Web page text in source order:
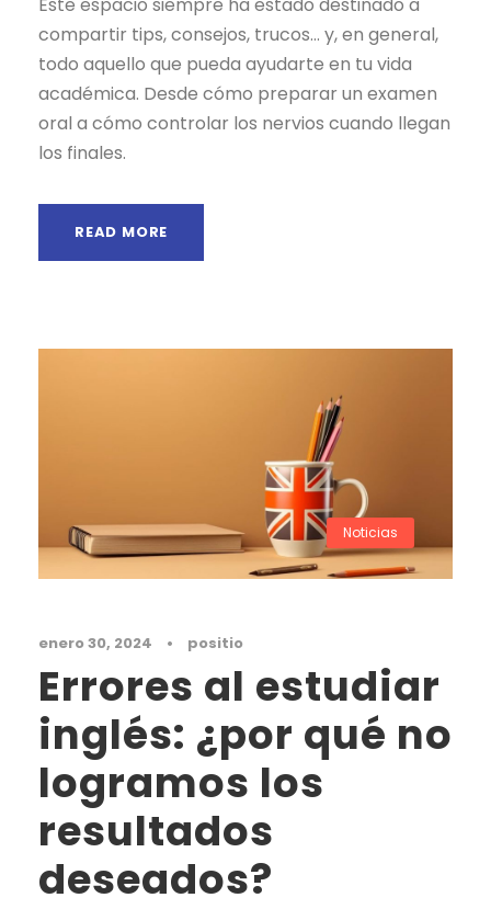
compartir tips, consejos, trucos… y, en general,
todo aquello que pueda ayudarte en tu vida
académica. Desde cómo preparar un examen
oral a cómo controlar los nervios cuando llegan
los finales.
READ MORE
Noticias
enero 30, 2024 • positio
Errores al estudiar
inglés: ¿por qué no
logramos los
resultados
deseados?